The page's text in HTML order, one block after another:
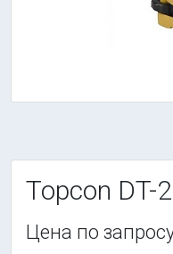
Topcon DT-
Цена по